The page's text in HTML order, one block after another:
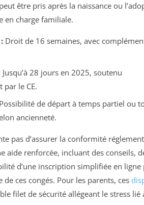
être pris après la naissance ou
en charge familiale.
Droit de 16 semaines, avec
Jusqu’à 28 jours en 2025, soutenu
le CE.
de départ à temps partiel ou
ancienneté.
pas d’assurer la conformité
aide renforcée, incluant des conseils,
d’une inscription simplifiée en ligne
ces congés. Pour les parents, ces
filet de sécurité allégeant le stress lié